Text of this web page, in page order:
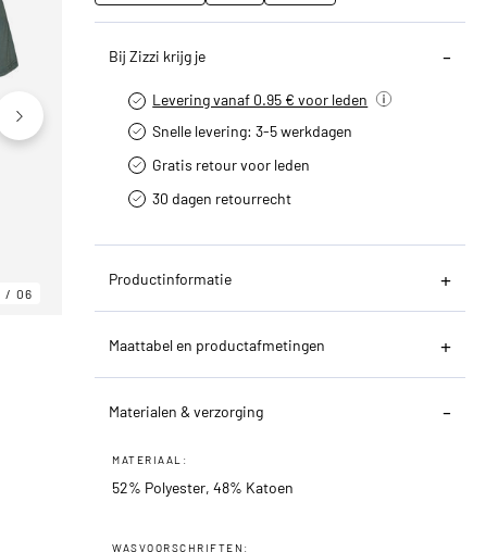
06
Bij Zizzi krijg je
Levering vanaf 0.95 € voor leden
Snelle levering: 3-5 werkdagen
Gratis retour voor leden
30 dagen retourrecht­
Productinformatie
Maattabel en productafmetingen
Materialen & verzorging
MATERIAAL:
52% Polyester, 48% Katoen
WASVOORSCHRIFTEN: